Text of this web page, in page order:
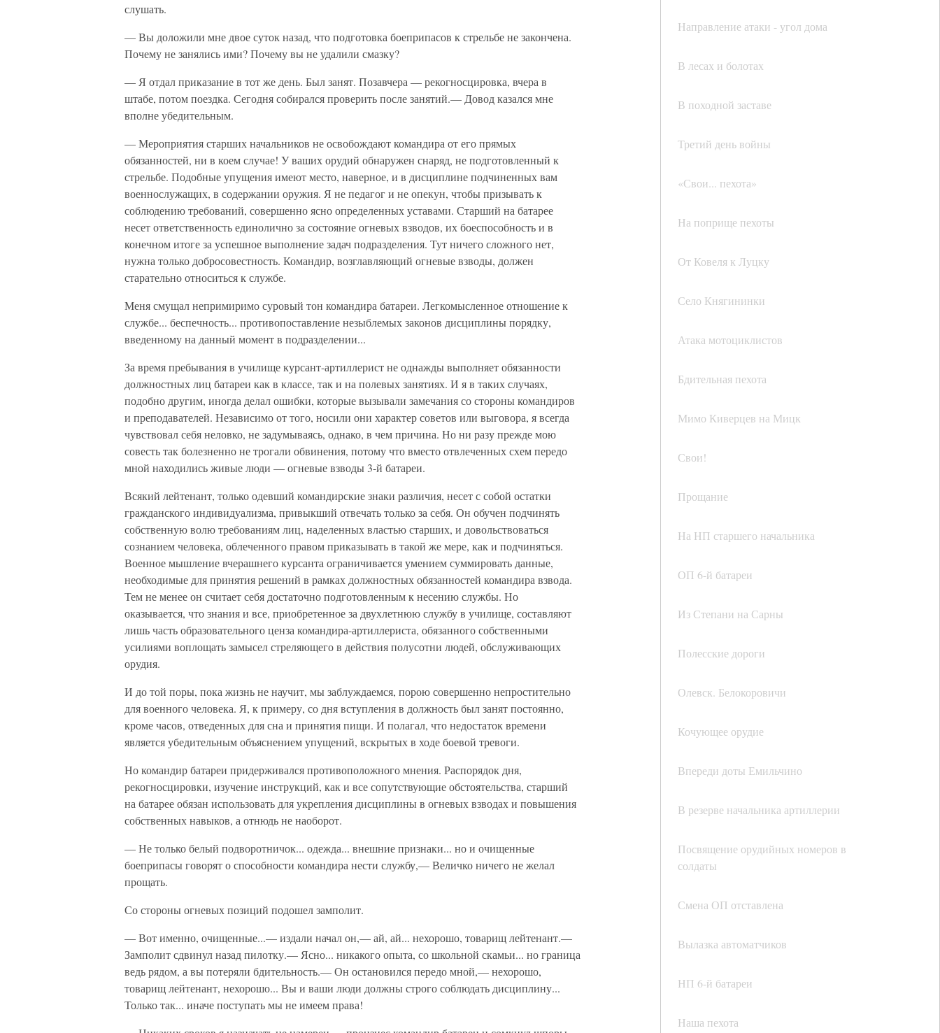
Направление атаки - угол дома
В лесах и болотах
В походной заставе
Третий день войны
«Свои... пехота»
На поприще пехоты
От Ковеля к Луцку
Село Княгининки
Атака мотоциклистов
Бдительная пехота
Мимо Киверцев на Мицк
Свои!
Прощание
На НП старшего начальника
ОП 6-й батареи
Из Степани на Сарны
Полесские дороги
Олевск. Белокоровичи
Кочующее орудие
Впереди доты Емильчино
В резерве начальника артиллерии
Посвящение орудийных номеров в
солдаты
Смена ОП отставлена
Вылазка автоматчиков
НП 6-й батареи
Наша пехота
слушать.
— Вы доложили мне двое суток назад, что подготовка боеприпасов к стрельбе не закончена.
Почему не занялись ими? Почему вы не удалили смазку?
— Я отдал приказание в тот же день. Был занят. Позавчера — рекогносцировка, вчера в
штабе, потом поездка. Сегодня собирался проверить после занятий.— Довод казался мне
вполне убедительным.
— Мероприятия старших начальников не освобождают командира от его прямых
обязанностей, ни в коем случае! У ваших орудий обнаружен снаряд, не подготовленный к
стрельбе. Подобные упущения имеют место, наверное, и в дисциплине подчиненных вам
военнослужащих, в содержании оружия. Я не педагог и не опекун, чтобы призывать к
соблюдению требований, совершенно ясно определенных уставами. Старший на батарее
несет ответственность единолично за состояние огневых взводов, их боеспособность и в
конечном итоге за успешное выполнение задач подразделения. Тут ничего сложного нет,
нужна только добросовестность. Командир, возглавляющий огневые взводы, должен
старательно относиться к службе.
Меня смущал непримиримо суровый тон командира батареи. Легкомысленное отношение к
службе... беспечность... противопоставление незыблемых законов дисциплины порядку,
введенному на данный момент в подразделении...
За время пребывания в училище курсант-артиллерист не однажды выполняет обязанности
должностных лиц батареи как в классе, так и на полевых занятиях. И я в таких случаях,
подобно другим, иногда делал ошибки, которые вызывали замечания со стороны командиров
и преподавателей. Независимо от того, носили они характер советов или выговора, я всегда
чувствовал себя неловко, не задумываясь, однако, в чем причина. Но ни разу прежде мою
совесть так болезненно не трогали обвинения, потому что вместо отвлеченных схем передо
мной находились живые люди — огневые взводы 3-й батареи.
Всякий лейтенант, только одевший командирские знаки различия, несет с собой остатки
гражданского индивидуализма, привыкший отвечать только за себя. Он обучен подчинять
собственную волю требованиям лиц, наделенных властью старших, и довольствоваться
сознанием человека, облеченного правом приказывать в такой же мере, как и подчиняться.
Военное мышление вчерашнего курсанта ограничивается умением суммировать данные,
необходимые для принятия решений в рамках должностных обязанностей командира взвода.
Тем не менее он считает себя достаточно подготовленным к несению службы. Но
оказывается, что знания и все, приобретенное за двухлетнюю службу в училище, составляют
лишь часть образовательного ценза командира-артиллериста, обязанного собственными
усилиями воплощать замысел стреляющего в действия полусотни людей, обслуживающих
орудия.
И до той поры, пока жизнь не научит, мы заблуждаемся, порою совершенно непростительно
для военного человека. Я, к примеру, со дня вступления в должность был занят постоянно,
кроме часов, отведенных для сна и принятия пищи. И полагал, что недостаток времени
является убедительным объяснением упущений, вскрытых в ходе боевой тревоги.
Но командир батареи придерживался противоположного мнения. Распорядок дня,
рекогносцировки, изучение инструкций, как и все сопутствующие обстоятельства, старший
на батарее обязан использовать для укрепления дисциплины в огневых взводах и повышения
собственных навыков, а отнюдь не наоборот.
— Не только белый подворотничок... одежда... внешние признаки... но и очищенные
боеприпасы говорят о способности командира нести службу,— Величко ничего не желал
прощать.
Со стороны огневых позиций подошел замполит.
— Вот именно, очищенные...— издали начал он,— ай, ай... нехорошо, товарищ лейтенант.—
Замполит сдвинул назад пилотку.— Ясно... никакого опыта, со школьной скамьи... но граница
ведь рядом, а вы потеряли бдительность.— Он остановился передо мной,— нехорошо,
товарищ лейтенант, нехорошо... Вы и ваши люди должны строго соблюдать дисциплину...
Только так... иначе поступать мы не имеем права!